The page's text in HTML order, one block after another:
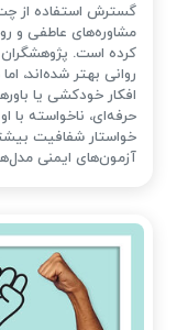
گسترش استفاده از
مشاوره‌های عاطفی و
کرده است.
روانی بهتر شده‌اند،
افکار خودکشی یا
حرفه‌ای، ناخواسته با
خواستار شفافیت
آزمون‌های ایمنی